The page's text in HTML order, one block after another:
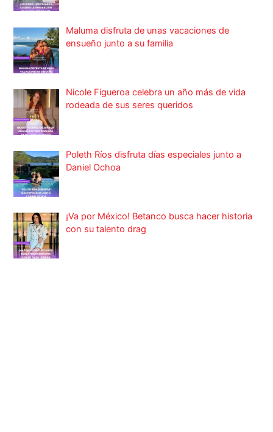
Maluma disfruta de unas vacaciones de
ensueño junto a su familia
Nicole Figueroa celebra un año más de vida
rodeada de sus seres queridos
Poleth Ríos disfruta días especiales junto a
Daniel Ochoa
¡Va por México! Betanco busca hacer historia
con su talento drag